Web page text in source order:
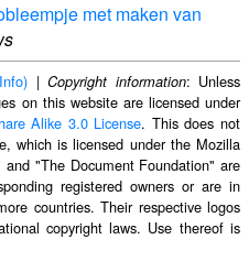
met maken van
|Copyright information: Unless
on this website are licensed under
Alike 3.0 License. This does not
which is licensed under the Mozilla
and "The Document Foundation" are
registered owners or are in
countries. Their respective logos
copyright laws. Use thereof is